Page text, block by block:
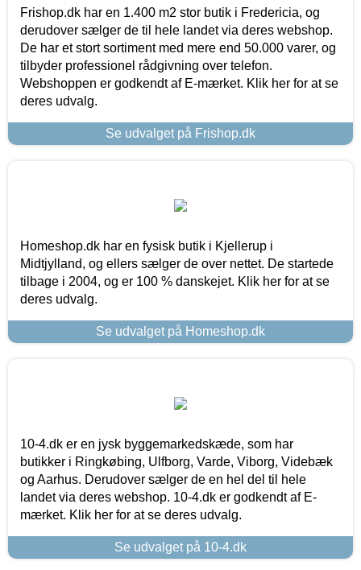
Frishop.dk har en 1.400 m2 stor butik i Fredericia, og
derudover sælger de til hele landet via deres webshop.
De har et stort sortiment med mere end 50.000 varer, og
tilbyder professionel rådgivning over telefon.
Webshoppen er godkendt af E-mærket. Klik her for at se
deres udvalg.
Se udvalget på Frishop.dk
Homeshop.dk har en fysisk butik i Kjellerup i
Midtjylland, og ellers sælger de over nettet. De startede
tilbage i 2004, og er 100 % danskejet. Klik her for at se
deres udvalg.
Se udvalget på Homeshop.dk
10-4.dk er en jysk byggemarkedskæde, som har
butikker i Ringkøbing, Ulfborg, Varde, Viborg, Videbæk
og Aarhus. Derudover sælger de en hel del til hele
landet via deres webshop. 10-4.dk er godkendt af E-
mærket. Klik her for at se deres udvalg.
Se udvalget på 10-4.dk